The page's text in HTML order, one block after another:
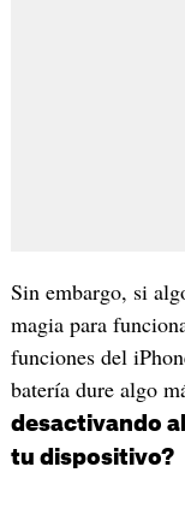
Sin embargo, si
magia para
funciones del
batería dure algo
desactivando
tu dispositivo?